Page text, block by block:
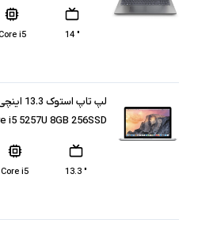
" 14
i5
i5 5257U 8GB 256SSD
" 13.3
Core i5